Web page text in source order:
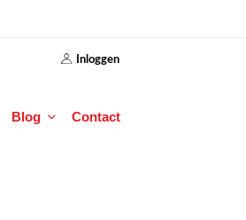
Inloggen
Blog Contact